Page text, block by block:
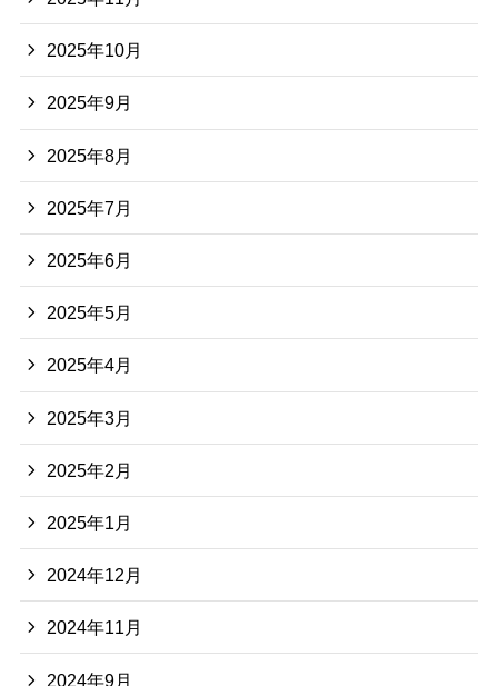
2025年10月
2025年9月
2025年8月
2025年7月
2025年6月
2025年5月
2025年4月
2025年3月
2025年2月
2025年1月
2024年12月
2024年11月
2024年9月